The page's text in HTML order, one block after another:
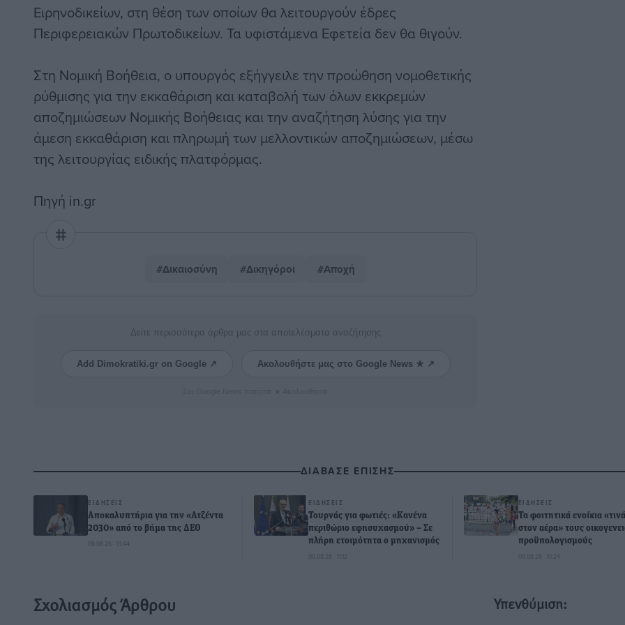
Ειρηνοδικείων, στη θέση των οποίων θα λειτουργούν έδρες
Περιφερειακών Πρωτοδικείων. Τα υφιστάμενα Εφετεία δεν θα θιγούν.
Στη Νομική Βοήθεια, ο υπουργός εξήγγειλε την προώθηση νομοθετικής
ρύθμισης για την εκκαθάριση και καταβολή των όλων εκκρεμών
αποζημιώσεων Νομικής Βοήθειας και την αναζήτηση λύσης για την
άμεση εκκαθάριση και πληρωμή των μελλοντικών αποζημιώσεων, μέσω
της λειτουργίας ειδικής πλατφόρμας.
Πηγή in.gr
#Δικαιοσύνη #Δικηγόροι #Αποχή
Δείτε περισσότερα άρθρα μας στα αποτελέσματα αναζήτησης
Add Dimokratiki.gr on Google ↗ Ακολουθήστε μας στο Google News ★ ↗
ΔΙΑΒΑΣΕ ΕΠΙΣΗΣ
ΕΙΔΉΣΕΙΣ
Αποκαλυπτήρια για την «Ατζέντα
2030» από το βήμα της ΔΕΘ
09.08.26 · 13:44
ΕΙΔΉΣΕΙΣ
Τουρνάς για φωτιές: «Κανένα
περιθώριο εφησυχασμού» – Σε
πλήρη ετοιμότητα ο μηχανισμός
09.08.26 · 11:12
ΕΙΔΉΣΕΙΣ
Τα φοιτητικά ενοίκια
στον αέρα» τους
προϋπολογισμούς
09.08.26 · 10:24
Σχολιασμός Άρθρου Υπενθύμιση: